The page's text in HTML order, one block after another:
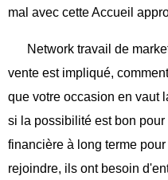
mal avec cette Accueil
Network travail de
vente est impliqué,
que votre occasion en vaut
si la possibilité est bon
financière à long terme
rejoindre, ils ont besoin